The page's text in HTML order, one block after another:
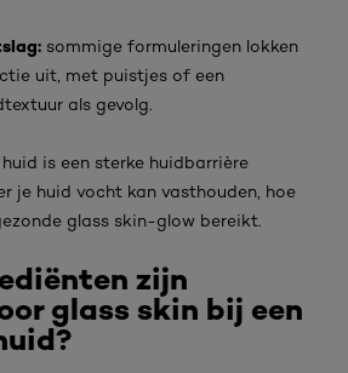
sommige formuleringen lokken
uit, met puistjes of een
als gevolg.
is een sterke huidbarrière
je huid vocht kan vasthouden, hoe
glass skin-glow bereikt.
zijn
glass skin bij een